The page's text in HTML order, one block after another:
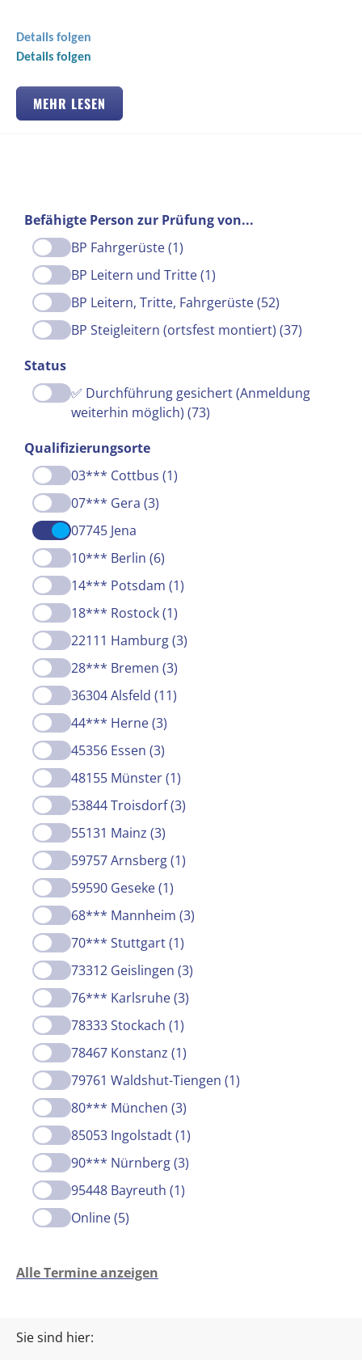
Details folgen
Details folgen
MEHR LESEN
Befähigte Person zur Prüfung von...
BP Fahrgerüste (1)
BP Leitern und Tritte (1)
BP Leitern, Tritte, Fahrgerüste (52)
BP Steigleitern (ortsfest montiert) (37)
Status
✅ Durchführung gesichert (Anmeldung
weiterhin möglich) (73)
Qualifizierungsorte
03*** Cottbus (1)
07*** Gera (3)
07745 Jena
10*** Berlin (6)
14*** Potsdam (1)
18*** Rostock (1)
22111 Hamburg (3)
28*** Bremen (3)
36304 Alsfeld (11)
44*** Herne (3)
45356 Essen (3)
48155 Münster (1)
53844 Troisdorf (3)
55131 Mainz (3)
59757 Arnsberg (1)
59590 Geseke (1)
68*** Mannheim (3)
70*** Stuttgart (1)
73312 Geislingen (3)
76*** Karlsruhe (3)
78333 Stockach (1)
78467 Konstanz (1)
79761 Waldshut-Tiengen (1)
80*** München (3)
85053 Ingolstadt (1)
90*** Nürnberg (3)
95448 Bayreuth (1)
Online (5)
Alle Termine anzeigen
Sie sind hier: